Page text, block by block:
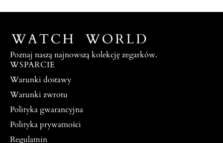
Poznaj naszą najnowszą kolekcję zegarków.
WSPARCIE
Warunki dostawy
Warunki zwrotu
Polityka gwarancyjna
Polityka prywatności
Regulamin